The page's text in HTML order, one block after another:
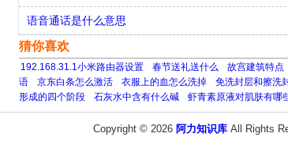
语音通话是什么意思
猜你喜欢
192.168.31.1小米路由器设置 春节送礼送什么 故宫建筑特点
语
京东白条怎么激活 衣服上的血怎么洗掉 免洗封层和擦洗
形成的四个阶段
石灰水中含有什么碱 虾青素原液对肌肤有哪
Copyright © 2026 阿力知识库All Rights